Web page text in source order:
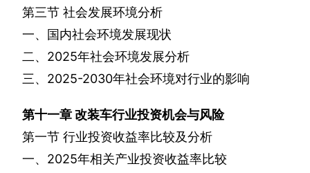
第三节 社会发展环境分析
一、国内社会环境发展现状
二、 2025年社会环境发展分析
三、 2025-2030年社会环境对行业的影响
第十一章改装车行业投资机会与风险
第一节 行业投资收益率比较及分析
一、 2025年相关产业投资收益率比较